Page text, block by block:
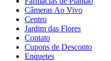
Câmeras Ao Vivo
Centro
Jardim das Flores
Contato
Cupons de Desconto
Enquetes